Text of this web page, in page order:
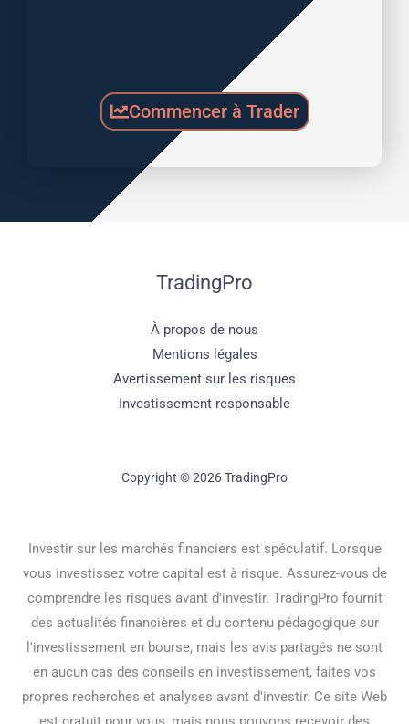
Commencer à Trader
TradingPro
À propos de nous
Mentions légales
Avertissement sur les risques
Investissement responsable
Copyright © 2026 TradingPro
Investir sur les marchés financiers est spéculatif. Lorsque
vous investissez votre capital est à risque. Assurez-vous de
comprendre les risques avant d'investir. TradingPro fournit
des actualités financières et du contenu pédagogique sur
l'investissement en bourse, mais les avis partagés ne sont
en aucun cas des conseils en investissement, faites vos
propres recherches et analyses avant d'investir. Ce site Web